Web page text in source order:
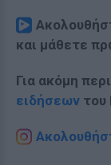
και μάθετε
Για ακόμη
ειδήσεων του